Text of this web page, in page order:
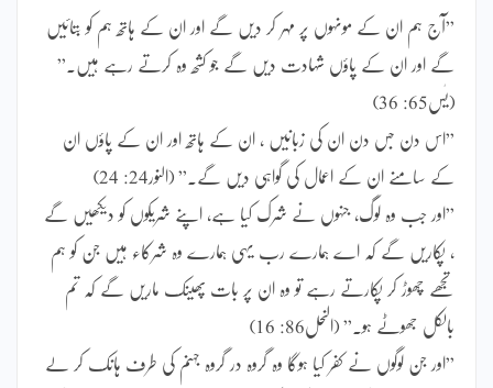
”آج ہم ان کے مونہوں پر مہر کر دیں گے اور ان کے ہاتھ ہم کو بتائیں
گے اور ان کے پاؤں شہادت دیں گے جو کشھ وہ کرتے رہے ہیں۔”
(یٰس65: 36)
”اس دن جس دن ان کی زبانیں ، ان کے ہاتھ اور ان کے پاؤں ان
کے سامنے ان کے اعمال کی گواہی دیں گے۔” (النور24: 24)
”اور جب وہ لوگ، جنہوں نے شرک کیا ہے، اپنے شریکوں کو دیکھیں گے
، پکاریں گے کہ اے ہمارے رب یہی ہمارے وہ شرکاء ہیں جن کو ہم
تجھے چھوڑ کر پکارتے رہے تو وہ ان پر بات پھینک ماریں گے کہ تم
بالکل جھوٹے ہو۔” (النحل86: 16)
”اور جن لوگوں نے کفر کیا ہوگا وہ گروہ در گروہ جہنم کی طرف ہانک کر لے